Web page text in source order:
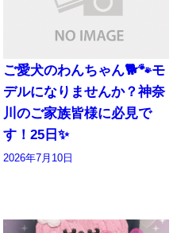
ご愛犬のわんちゃん🐕🐾モ
デルになりませんか？神奈
川のご家族皆様に必見で
す！25日✨
2026年7月10日